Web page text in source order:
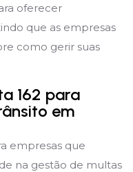
oferecer
que as empresas
como gerir suas
162 para
em
empresas que
na gestão de multas